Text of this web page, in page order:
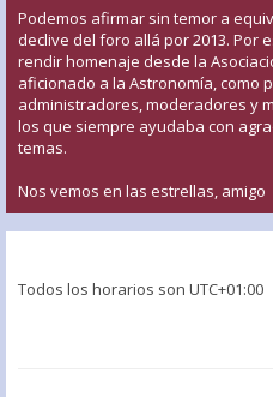
Podemos afirmar sin temor a
declive del foro allá por 2013. Por
rendir homenaje desde la
aficionado a la Astronomía, como
administradores, moderadores y
los que siempre ayudaba con
temas.
Nos vemos en las estrellas, amigo
Todos los horarios son UTC+01:00